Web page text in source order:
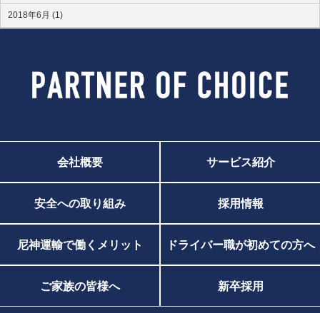
2018年6月 (1)
会社概要 サービス紹介
安全への取り組み 採用情報
尼神運輸で働くメリット ドライバー職が初めての方へ
ご家族の皆様へ 新卒採用